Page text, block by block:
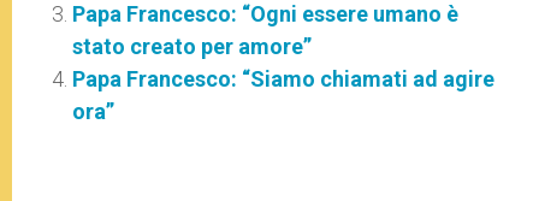
Papa Francesco: “Ogni essere umano è
stato creato per amore”
Papa Francesco: “Siamo chiamati ad agire
ora”